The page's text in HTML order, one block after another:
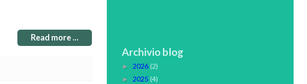
Read more ...
Archivio blog
► 2026(2)
► 2025 (4)